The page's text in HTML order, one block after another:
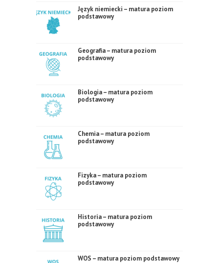
Język niemiecki – matura poziom
podstawowy
Geografia – matura poziom
podstawowy
Biologia – matura poziom
podstawowy
Chemia – matura poziom
podstawowy
Fizyka – matura poziom
podstawowy
Historia – matura poziom
podstawowy
WOS – matura poziom podstawowy